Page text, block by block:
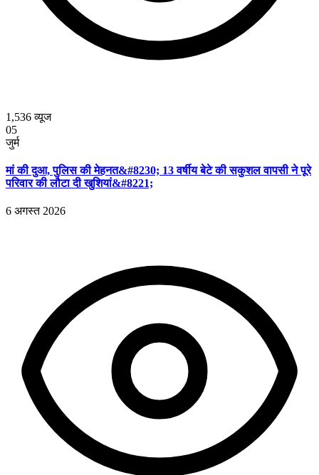
1,536व्यूज
05
जुर्म
मां की दुआ, पुलिस की मेहनत&#8230; 13 वर्षीय बेटे की सकुशल वापसी ने पूरे
परिवार की लौटा दी खुशियां&#8221;
6 अगस्त 2026